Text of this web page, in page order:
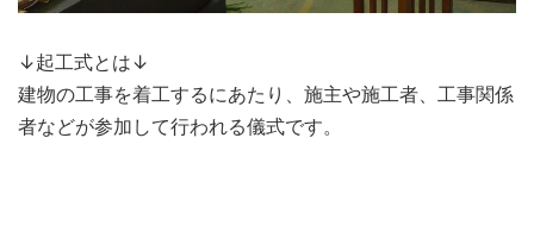
↓起工式とは↓
建物の工事を着工するにあたり、施主や施工者、工事関係
者などが参加して行われる儀式です。